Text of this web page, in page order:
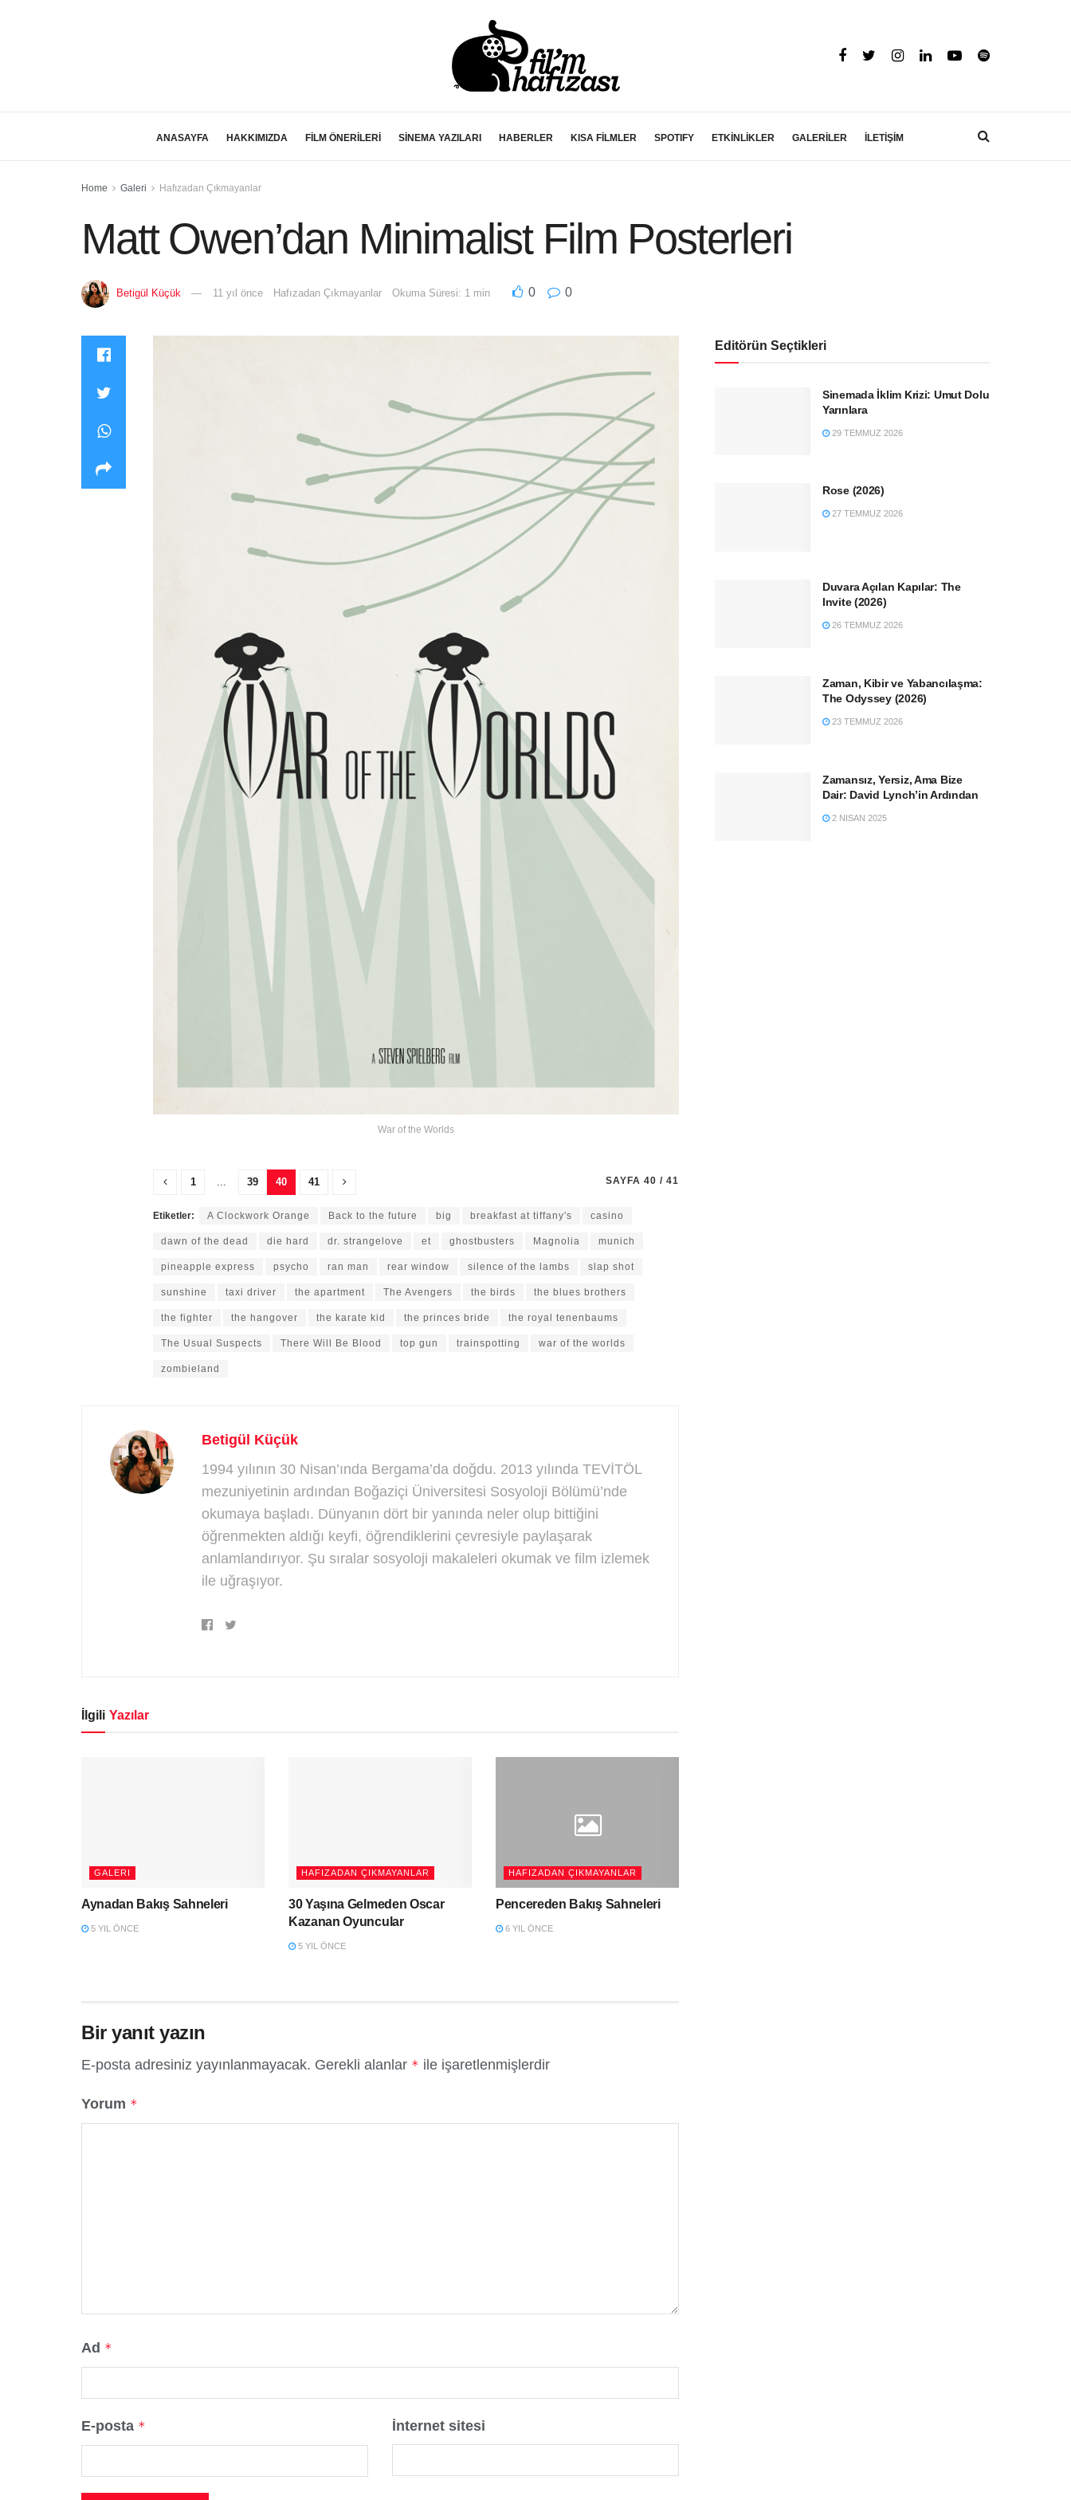
ANASAYFA HAKKIMIZDA FİLM ÖNERİLERİ SİNEMA YAZILARI HABERLER KISA FİLMLER SPOTIFY ETKİNLİKLER GALERİLER İLETİŞİM
Home Galeri Hafızadan Çıkmayanlar
Matt Owen’dan Minimalist Film Posterleri
Betigül Küçük 11 yıl önce Hafızadan Çıkmayanlar Okuma Süresi: 1 min 0 0
War of the Worlds
SAYFA 40 / 41
1 39 40 41
Etiketler: A Clockwork Orange Back to the future big breakfast at tiffany's casino
dawn of the dead die hard dr. strangelove et ghostbusters Magnolia munich
pineapple express psycho ran man rear window silence of the lambs slap shot
sunshine taxi driver the apartment The Avengers the birds the blues brothers
the fighter the hangover the karate kid the princes bride the royal tenenbaums
The Usual Suspects There Will Be Blood top gun trainspotting war of the worlds
zombieland
Betigül Küçük
1994 yılının 30 Nisan’ında Bergama’da doğdu. 2013 yılında TEVİTÖL
mezuniyetinin ardından Boğaziçi Üniversitesi Sosyoloji Bölümü’nde
okumaya başladı. Dünyanın dört bir yanında neler olup bittiğini
öğrenmekten aldığı keyfi, öğrendiklerini çevresiyle paylaşarak
anlamlandırıyor. Şu sıralar sosyoloji makaleleri okumak ve film izlemek
ile uğraşıyor.
İlgili Yazılar
GALERI
Aynadan Bakış Sahneleri
5 YIL ÖNCE
HAFIZADAN ÇIKMAYANLAR
30 Yaşına Gelmeden Oscar
Kazanan Oyuncular
5 YIL ÖNCE
HAFIZADAN ÇIKMAYANLAR
Pencereden Bakış Sahneleri
6 YIL ÖNCE
Bir yanıt yazın
E-posta adresiniz yayınlanmayacak. Gerekli alanlar * ile işaretlenmişlerdir
Yorum *
Ad *
E-posta * İnternet sitesi
Editörün Seçtikleri
Sinemada İklim Krizi: Umut Dolu
Yarınlara
29 TEMMUZ 2026
Rose (2026)
27 TEMMUZ 2026
Duvara Açılan Kapılar: The
Invite (2026)
26 TEMMUZ 2026
Zaman, Kibir ve Yabancılaşma:
The Odyssey (2026)
23 TEMMUZ 2026
Zamansız, Yersiz, Ama Bize
Dair: David Lynch’in Ardından
2 NISAN 2025